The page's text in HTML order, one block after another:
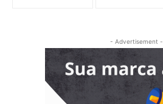
- Advertisement -